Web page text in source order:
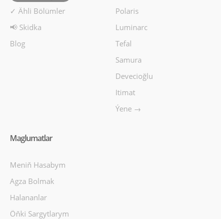
✓ Ähli Bölümler
📢 Skidka
Blog
Polaris
Luminarc
Tefal
Samura
Devecioğlu
Itimat
Ýene →
Maglumatlar
Meniň Hasabym
Agza Bolmak
Halananlar
Öňki Sargytlarym